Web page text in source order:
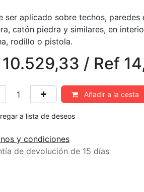
ser aplicado sobre techos,
catón piedra y similares, en
rodillo o pistola.
10.529,33 / Ref
Añadir a la cesta
a lista de deseos
y condiciones
de devolución de 15 días